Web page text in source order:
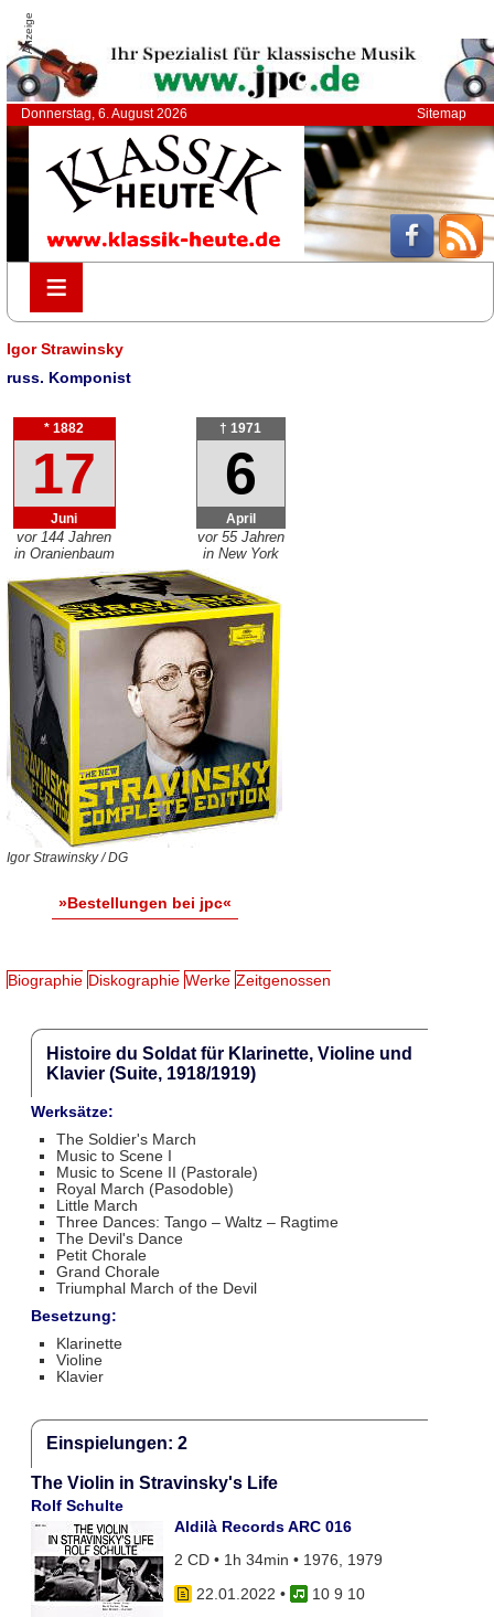
Anzeige
Donnerstag, 6. August 2026 Sitemap
≡
≡
Igor Strawinsky
russ. Komponist
* 1882
17
Juni
vor 144 Jahren
in Oranienbaum
† 1971
6
April
vor 55 Jahren
in New York
Igor Strawinsky / DG
»Bestellungen bei jpc«
Biographie Diskographie Werke Zeitgenossen
Histoire du Soldat für Klarinette, Violine und
Klavier (Suite, 1918/1919)
Werksätze:
The Soldier's March
Music to Scene I
Music to Scene II (Pastorale)
Royal March (Pasodoble)
Little March
Three Dances: Tango – Waltz – Ragtime
The Devil's Dance
Petit Chorale
Grand Chorale
Triumphal March of the Devil
Besetzung:
Klarinette
Violine
Klavier
Einspielungen: 2
The Violin in Stravinsky's Life
Rolf Schulte
Aldilà Records ARC 016
2 CD • 1h 34min • 1976, 1979
22.01.2022 •
10 9 10